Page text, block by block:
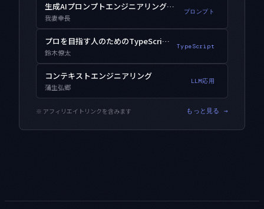
生成AIプロンプトエンジニアリング入門
我妻幸長
プロンプト
プロを目指す人のためのTypeScript入門
鈴木僚太
TypeScript
コンテキストエンジニアリング
蒲生弘郷
LLM応用
※ アフィリエイトリンクを含みます もっと見る →